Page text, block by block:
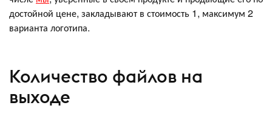
достойной цене, закладывают в стоимость 1, максимум 2
варианта логотипа.
Количество файлов на
выходе